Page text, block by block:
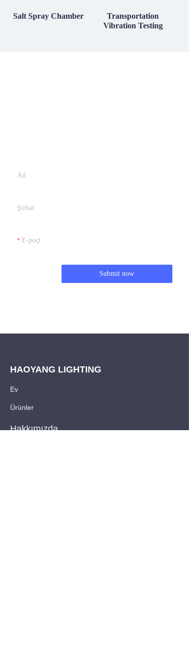
Salt Spray Chamber
Transportation
Vibration Testing
Ad
Şirkət
E-poçt
Submit now
HAOYANG LIGHTING
Ev
Ürünler
Hakkımızda
TR